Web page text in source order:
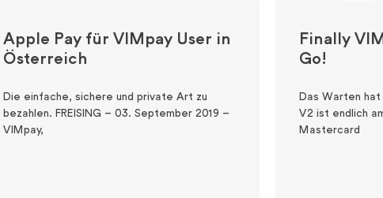
Apple Pay für VIMpay User in
Österreich
Die einfache, sichere und private Art zu
bezahlen. FREISING – 03. September 2019 –
VIMpay,
Finally
Go!
Das Warten hat
V2 ist endlich
Mastercard